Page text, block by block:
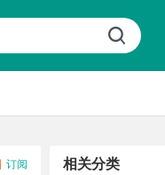
订阅 相关分类